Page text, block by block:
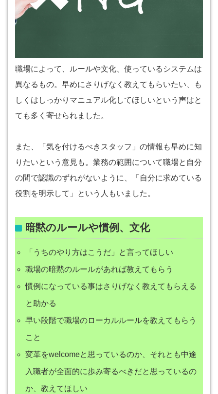
職場によって、ルールや文化、使っているシステムは
異なるもの。早めにさりげなく教えてもらいたい、も
しくはしっかりマニュアル化してほしいという声はと
ても多く寄せられました。
また、「気を付けるべきスタッフ」の情報も早めに知
りたいという意見も。業務の範囲について職場と自分
の間で認識のずれがないように、「自分に求めている
役割を明示して」という人もいました。
暗黙のルールや慣例、文化
「うちのやり方はこうだ」と言ってほしい
職場の暗黙のルールがあれば教えてもらう
慣例になっている事はさりげなく教えてもらえる
と助かる
早い段階で職場のローカルルールを教えてもらう
こと
変革をwelcomeと思っているのか、それとも中途
入職者が全面的に歩み寄るべきだと思っているの
か、教えてほしい